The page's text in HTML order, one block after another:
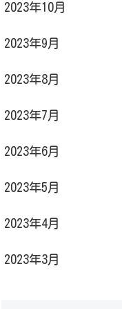
2023年10月
2023年9月
2023年8月
2023年7月
2023年6月
2023年5月
2023年4月
2023年3月